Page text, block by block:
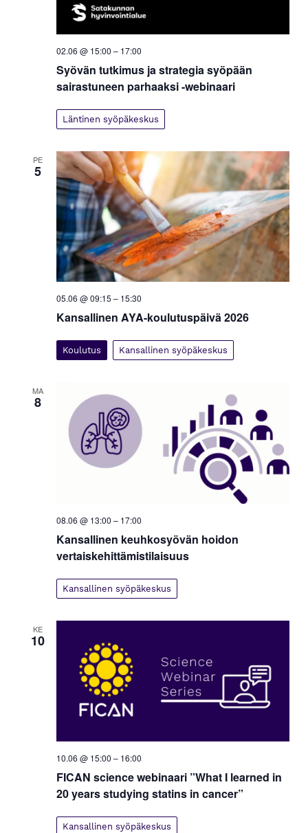
02.06 @ 15:00 – 17:00
Syövän tutkimus ja strategia syöpään
sairastuneen parhaaksi -webinaari
Läntinen syöpäkeskus
PE
5
05.06 @ 09:15 – 15:30
Kansallinen AYA-koulutuspäivä 2026
Koulutus Kansallinen syöpäkeskus
MA
8
08.06 @ 13:00 – 17:00
Kansallinen keuhkosyövän hoidon
vertaiskehittämistilaisuus
Kansallinen syöpäkeskus
KE
10
10.06 @ 15:00 – 16:00
FICAN science webinaari ”What I learned in
20 years studying statins in cancer”
Kansallinen syöpäkeskus